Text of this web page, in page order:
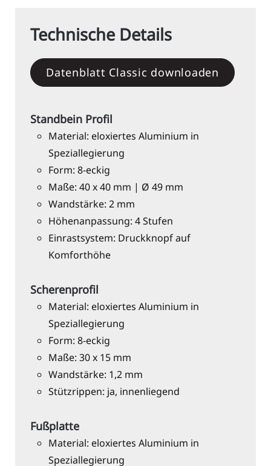
Technische Details
Datenblatt Classic downloaden
Standbein Profil
Material: eloxiertes Aluminium in
Speziallegierung
Form: 8-eckig
Maße: 40 x 40 mm | Ø 49 mm
Wandstärke: 2 mm
Höhenanpassung: 4 Stufen
Einrastsystem: Druckknopf auf
Komforthöhe
Scherenprofil
Material: eloxiertes Aluminium in
Speziallegierung
Form: 8-eckig
Maße: 30 x 15 mm
Wandstärke: 1,2 mm
Stützrippen: ja, innenliegend
Fußplatte
Material: eloxiertes Aluminium in
Speziallegierung